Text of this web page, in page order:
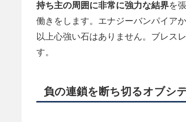
持ち主の周囲に非常に強力な結界を
働きをします。エナジーバンパイア
以上心強い石はありません。ブレス
す。
負の連鎖を断ち切るオブシ